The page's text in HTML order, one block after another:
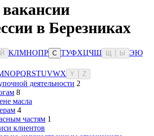
в Березниках
Й КЛМНОПР С ТУФХЦЧШ Ы ЭЮ
NOPQRSTUVWX Y Z
деятельности 2
8
масла
4
частям 1
клиентов